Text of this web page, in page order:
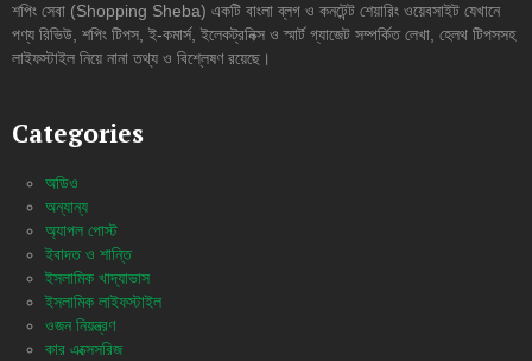
শপিং সেবা (Shopping Sheba) একটি বাংলা ব্লগ ও কনটেন্ট শেয়ারিং ওয়েবসাইট যেখানে
পণ্য রিভিউ, শপিং টিপস, ই-কমার্স, ইলেকট্রনিক্স ও স্মার্ট গ্যাজেট সম্পর্কিত লেখা, হেলথ টিপসসহ
লাইফস্টাইল নিয়ে নানা তথ্য ও বিশ্লেষণ রয়েছে।
Categories
অডিও
অন্যান্য
অ্যাপল পোস্ট
ইবাদত ও শান্তি
ইসলামিক খাদ্যাভাস
ইসলামিক লাইফস্টাইল
ওজন নিয়ন্ত্রণ
কার এক্সেসরিজ